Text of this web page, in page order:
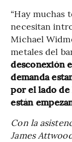
“Hay muchas
necesitan
Michael
metales del
desconexión
demanda
por el lado de
están
Con la
James